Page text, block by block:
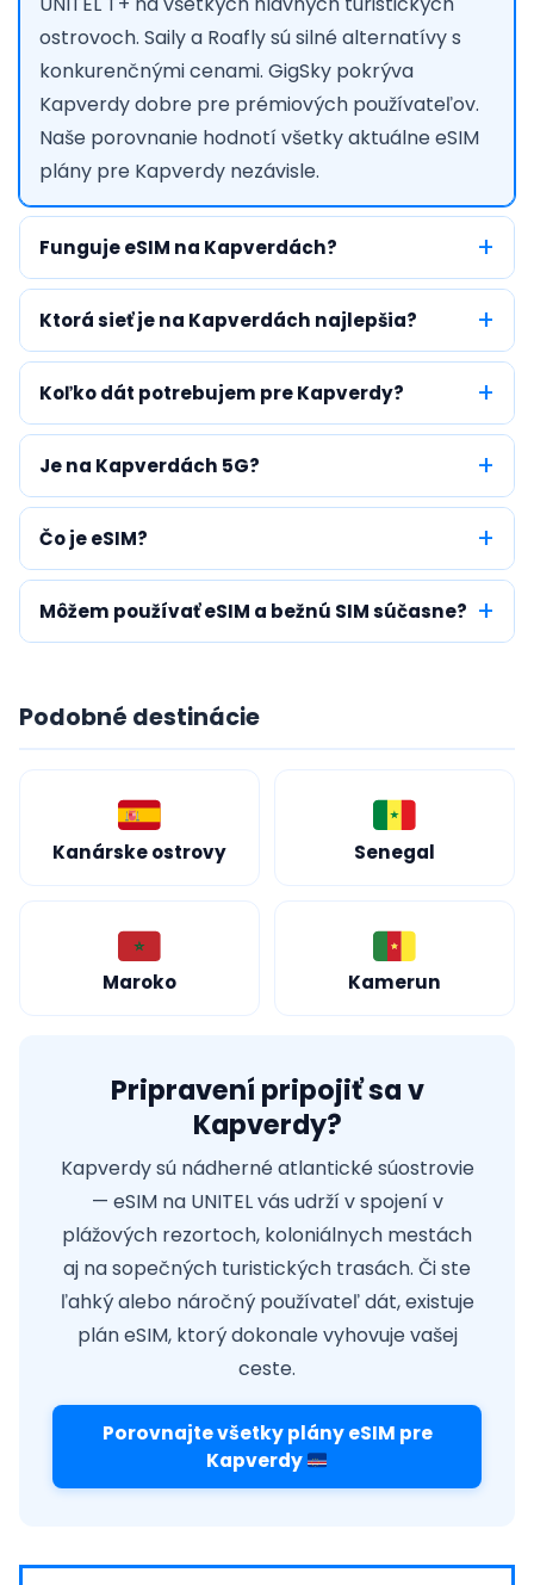
ostrovoch. Saily a Roafly sú silné alternatívy s
konkurenčnými cenami. GigSky pokrýva
Kapverdy dobre pre prémiových používateľov.
Naše porovnanie hodnotí všetky aktuálne eSIM
plány pre Kapverdy nezávisle.
Funguje eSIM na Kapverdách?
Ktorá sieť je na Kapverdách najlepšia?
Koľko dát potrebujem pre Kapverdy?
Je na Kapverdách 5G?
Čo je eSIM?
Môžem používať eSIM a bežnú SIM súčasne?
Podobné destinácie
Kanárske ostrovy Senegal
Maroko Kamerun
Pripravení pripojiť sa v
Kapverdy?
Kapverdy sú nádherné atlantické súostrovie
— eSIM na UNITEL vás udrží v spojení v
plážových rezortoch, koloniálnych mestách
aj na sopečných turistických trasách. Či ste
ľahký alebo náročný používateľ dát, existuje
plán eSIM, ktorý dokonale vyhovuje vašej
ceste.
Porovnajte všetky plány eSIM pre
Kapverdy